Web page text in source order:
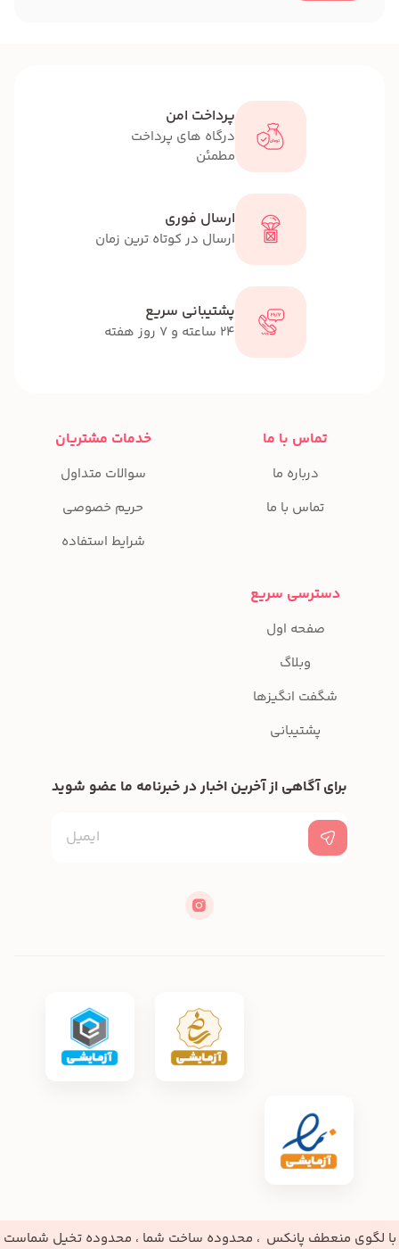
پرداخت امن
درگاه های پرداخت
مطمئن
ارسال فوری
ارسال در کوتاه ترین زمان
پشتیبانی سریع
24 ساعته و 7 روز هفته
تماس با ما
درباره ما
تماس با ما
خدمات مشتریان
سوالات متداول
حریم خصوصی
شرایط استفاده
دسترسی سریع
صفحه اول
وبلاگ
شگفت انگیزها
پشتیبانی
برای آگاهی از آخرین اخبار در خبرنامه ما عضو شوید
با لگوی منعطف پانکس ، محدوده ساخت شما ، محدوده تخیل شماست